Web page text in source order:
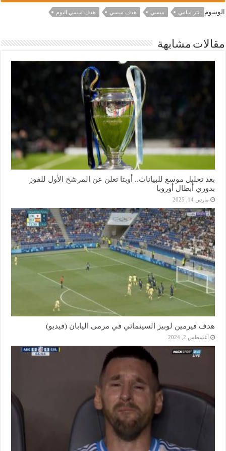
الوسوم انتر ميامي ميسي هدف ميسي هدف ميسي اليوم
مقالات مشابهة
بعد تحليل موسع للبيانات.. أوبتا تعلن عن المرشح الأول للفوز
بدوري أبطال أوروبا
مارس 14, 2025
هدف فيرمين لوبيز السينمائي في مرمى اليابان (فيديو)
أغسطس 2, 2024